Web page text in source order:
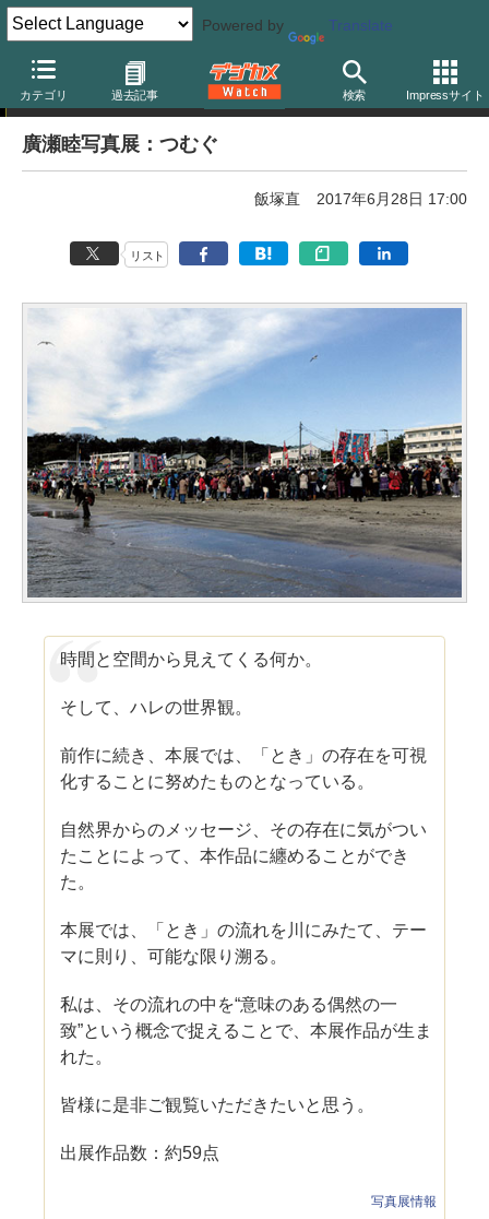
Powered by Translate
カテゴリ 過去記事 検索 Impressサイト
写真展告知
廣瀬睦写真展：つむぐ
飯塚直 2017年6月28日 17:00
リスト
時間と空間から見えてくる何か。
そして、ハレの世界観。
前作に続き、本展では、「とき」の存在を可視
化することに努めたものとなっている。
自然界からのメッセージ、その存在に気がつい
たことによって、本作品に纏めることができ
た。
本展では、「とき」の流れを川にみたて、テー
マに則り、可能な限り溯る。
私は、その流れの中を“意味のある偶然の一
致”という概念で捉えることで、本展作品が生ま
れた。
皆様に是非ご観覧いただきたいと思う。
出展作品数：約59点
写真展情報